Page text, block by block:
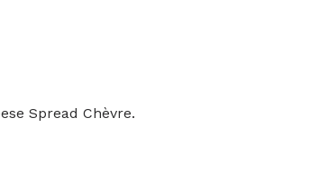
Spread Chèvre.